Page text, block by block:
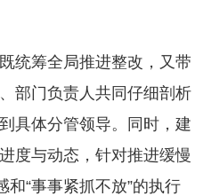
统筹全局推进整改，又带
部门负责人共同仔细剖析
具体分管领导。同时，建
度与动态，针对推进缓慢
“事事紧抓不放”的执行